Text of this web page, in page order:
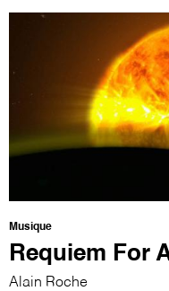
Musique
Requiem For
Alain Roche